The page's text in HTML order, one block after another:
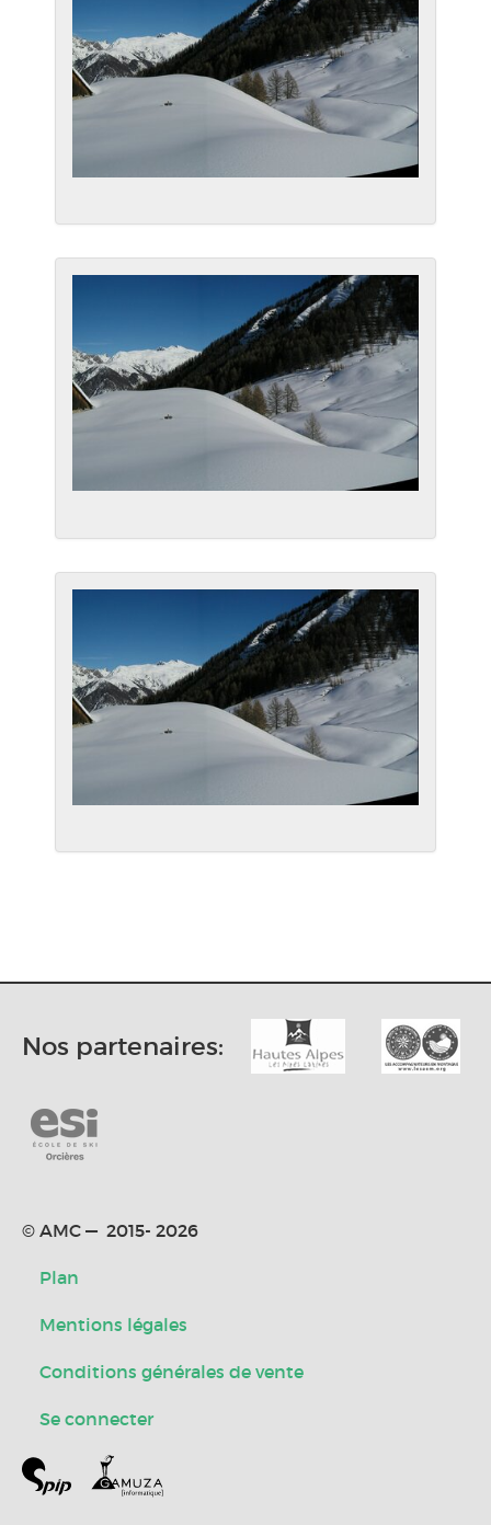
Nos partenaires:
© AMC — 2015- 2026
Plan
Mentions légales
Conditions générales de vente
Se connecter